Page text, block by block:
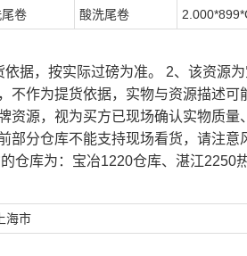
卷 酸洗尾卷
依据，按实际过磅为准。 2、该资源
不作为提货依据，实物与资源描述
资源，视为买方已现场确认实物质
部分仓库不能支持现场看货，请注
仓库为：宝冶1220仓库、湛江2250
海市